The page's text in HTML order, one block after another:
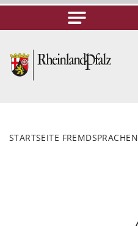
STARTSEITE FREMDSPRACHEN